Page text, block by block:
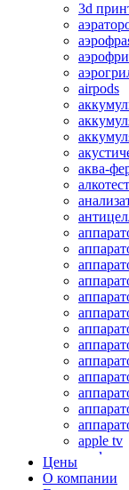
3d
airpods
аква-
apple tv
apple
Цены
О компании